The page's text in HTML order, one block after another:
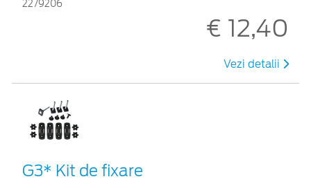
2279206
€ 12,40
Vezi detalii
G3* Kit de fixare